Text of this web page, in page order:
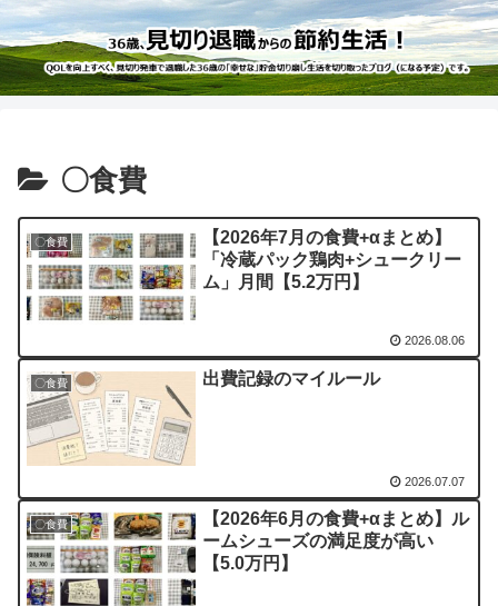
〇食費
〇食費
【2026年7月の食費+αまとめ】
「冷蔵パック鶏肉+シュークリー
ム」月間【5.2万円】
2026.08.06
〇食費 出費記録のマイルール
2026.07.07
〇食費
【2026年6月の食費+αまとめ】ル
ームシューズの満足度が高い
【5.0万円】